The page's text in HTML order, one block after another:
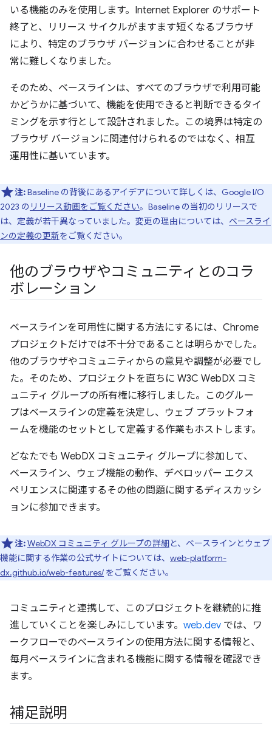
いる機能のみを使用します。Internet Explorer のサポート
終了と、リリース サイクルがますます短くなるブラウザ
により、特定のブラウザ バージョンに合わせることが非
常に難しくなりました。
そのため、ベースラインは、すべてのブラウザで利用可能
かどうかに基づいて、機能を使用できると判断できるタイ
ミングを示す行として設計されました。この境界は特定の
ブラウザ バージョンに関連付けられるのではなく、相互
運用性に基いています。
注:Baseline の背後にあるアイデアについて詳しくは、Google I/O
2023 の リリース動画をご覧ください。Baseline の当初のリリースで
は、定義が若干異なっていました。変更の理由については、 ベースライ
ンの定義の更新をご覧ください。
他のブラウザやコミュニティとのコラ
ボレーション
ベースラインを可用性に関する方法にするには、Chrome
プロジェクトだけでは不十分であることは明らかでした。
他のブラウザやコミュニティからの意見や調整が必要でし
た。そのため、プロジェクトを直ちに W3C WebDX コミ
ュニティ グループの所有権に移行しました。このグルー
プはベースラインの定義を決定し、ウェブ プラットフォ
ームを機能のセットとして定義する作業もホストします。
どなたでも WebDX コミュニティ グループに参加して、
ベースライン、ウェブ機能の動作、デベロッパー エクス
ペリエンスに関連するその他の問題に関するディスカッシ
ョンに参加できます。
注:WebDX コミュニティ グループの詳細と、ベースラインとウェブ
機能に関する作業の公式サイトについては、 web-platform-
dx.github.io/web-features/ をご覧ください。
コミュニティと連携して、このプロジェクトを継続的に推
進していくことを楽しみにしています。 web.dev では、ワ
ークフローでのベースラインの使用方法に関する情報と、
毎月ベースラインに含まれる機能に関する情報を確認でき
ます。
補足説明